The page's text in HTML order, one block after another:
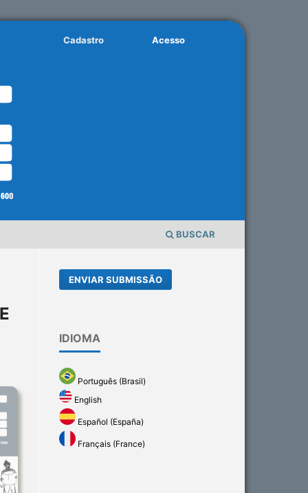
BUSCAR
Cadastro Acesso
ENVIAR SUBMISSÃO
IDIOMA
Português (Brasil)
English
Español (España)
Français (France)